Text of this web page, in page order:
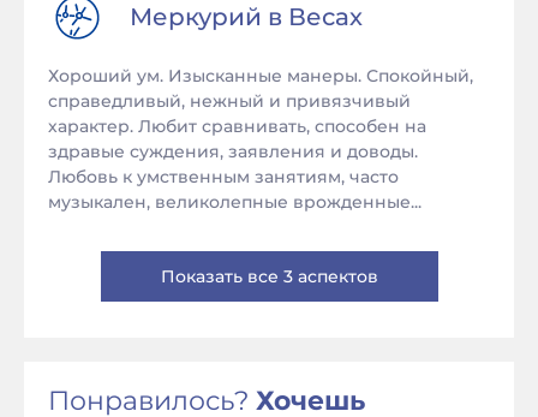
Меркурий в Весах
Хороший ум. Изысканные манеры. Спокойный,
справедливый, нежный и привязчивый
характер. Любит сравнивать, способен на
здравые суждения, заявления и доводы.
Любовь к умственным занятиям, часто
музыкален, великолепные врожденные...
Показать все 3 аспектов
Понравилось? Хочешь